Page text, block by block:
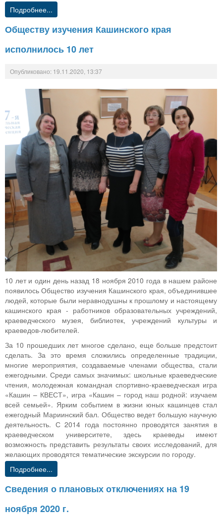
Подробнее...
Обществу изучения Кашинского края
исполнилось 10 лет
Опубликовано: 19.11.2020, 13:37
10 лет и один день назад 18 ноября 2010 года в нашем районе
появилось Общество изучения Кашинского края, объединившее
людей, которые были неравнодушны к прошлому и настоящему
кашинского края - работников образовательных учреждений,
краеведческого музея, библиотек, учреждений культуры и
краеведов-любителей.
За 10 прошедших лет многое сделано, еще больше предстоит
сделать. За это время сложились определенные традиции,
многие мероприятия, создаваемые членами общества, стали
ежегодными. Среди самых значимых: школьные краеведческие
чтения, молодежная командная спортивно-краеведческая игра
«Кашин – КВЕСТ», игра «Кашин – город наш родной: изучаем
всей семьей». Ярким событием в жизни юных кашинцев стал
ежегодный Мариинский бал. Общество ведет большую научную
деятельность. С 2014 года постоянно проводятся занятия в
краеведческом университете, здесь краеведы имеют
возможность представить результаты своих исследований, для
желающих проводятся тематические экскурсии по городу.
Подробнее...
Сведения о плановых отключениях на 19
ноября 2020 г.